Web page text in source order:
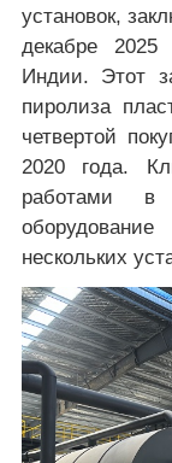
установок,
декабре
Индии. Этот
пиролиза
четвертой
2020 года.
работами в
нескольких